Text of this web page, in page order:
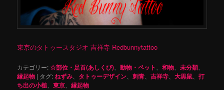
東京のタトゥースタジオ 吉祥寺 Redbunnytattoo
カテゴリー:☆部位・足首(あしくび) 、動物・ペット 、和物 、未分類
縁起物 | タグ:ねずみ タトゥーデザイン 、刺青 、吉祥寺 、大黒鼠 、打
ち出の小槌 、東京 、縁起物